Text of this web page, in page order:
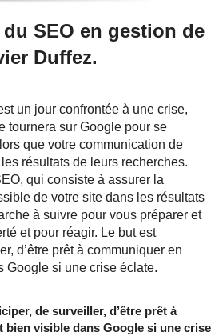
SEO en gestion de
Duffez.
un jour confrontée à une crise,
tournera sur Google pour se
que votre communication de
résultats de leurs recherches.
qui consiste à assurer la
de votre site dans les résultats
à suivre pour vous préparer et
et pour réagir. Le but est
d’être prêt à communiquer en
Google si une crise éclate.
de surveiller, d’être prêt à
bien visible dans Google si une crise